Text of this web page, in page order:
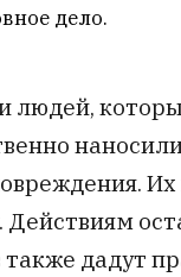
дело.
людей,
Их
Действиям
также дадут